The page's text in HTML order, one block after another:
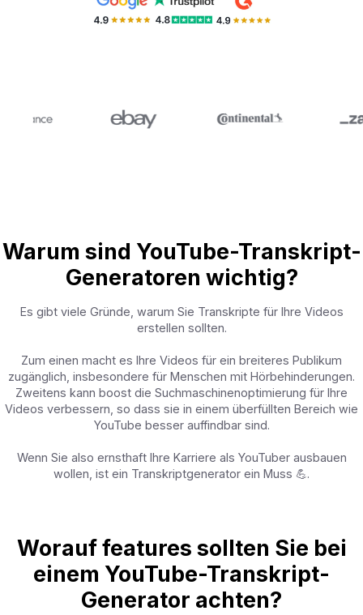
Warum sind YouTube-Transkript-
Generatoren wichtig?
Es gibt viele Gründe, warum Sie Transkripte für Ihre Videos
erstellen sollten.
Zum einen macht es Ihre Videos für ein breiteres Publikum
zugänglich, insbesondere für Menschen mit Hörbehinderungen.
Zweitens kann boost die Suchmaschinenoptimierung für Ihre
Videos verbessern, so dass sie in einem überfüllten Bereich wie
YouTube besser auffindbar sind.
Wenn Sie also ernsthaft Ihre Karriere als YouTuber ausbauen
wollen, ist ein Transkriptgenerator ein Muss 💪.
Worauf features sollten Sie bei
einem YouTube-Transkript-
Generator achten?